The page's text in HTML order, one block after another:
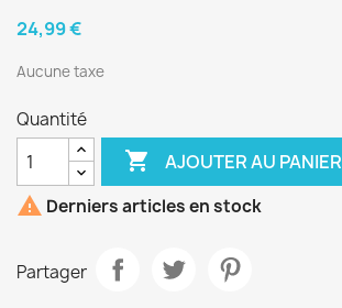
24,99 €
Aucune taxe
Quantité
 AJOUTER AU PANIER
 Derniers articles en stock
Partager